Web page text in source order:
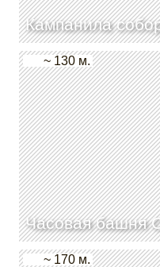
Кампанила
Часовая башня
~ 130 м.
~ 170 м.